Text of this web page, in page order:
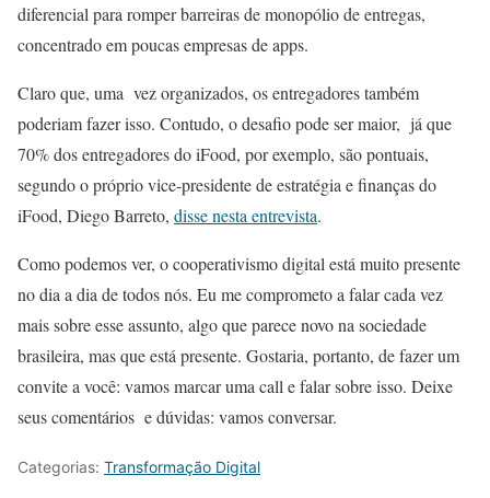
diferencial para romper barreiras de monopólio de entregas,
concentrado em poucas empresas de apps.
Claro que, uma vez organizados, os entregadores também
poderiam fazer isso. Contudo, o desafio pode ser maior, já que
70% dos entregadores do iFood, por exemplo, são pontuais,
segundo o próprio vice-presidente de estratégia e finanças do
iFood, Diego Barreto, disse nesta entrevista.
Como podemos ver, o cooperativismo digital está muito presente
no dia a dia de todos nós. Eu me comprometo a falar cada vez
mais sobre esse assunto, algo que parece novo na sociedade
brasileira, mas que está presente. Gostaria, portanto, de fazer um
convite a você: vamos marcar uma call e falar sobre isso. Deixe
seus comentários e dúvidas: vamos conversar.
Categorias: Transformação Digital